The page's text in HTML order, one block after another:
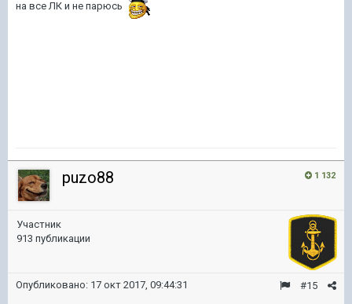
на все ЛК и не парюсь
1 132
puzo88
Участник
913 публикации
#15
Опубликовано: 17 окт 2017, 09:44:31